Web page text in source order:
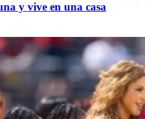
y vive en una casa